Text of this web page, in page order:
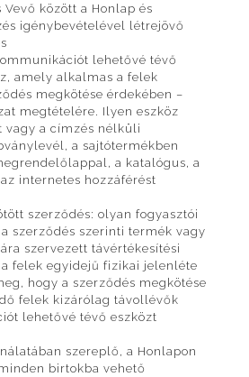
Vevő között a Honlap és
igénybevételével létrejövő
lehetővé tévő
amely alkalmas a felek
megkötése érdekében –
megtételére. Ilyen eszköz
vagy a címzés nélküli
a sajtótermékben
a katalógus, a
internetes hozzáférést
szerződés: olyan fogyasztói
szerződés szerinti termék vagy
szervezett távértékesítési
felek egyidejű fizikai jelenléte
hogy a szerződés megkötése
felek kizárólag távollévők
lehetővé tévő eszközt
szereplő, a Honlapon
birtokba vehető